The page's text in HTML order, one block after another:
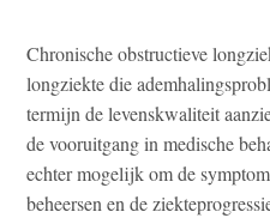
Chronische obstructieve
longziekte die
termijn de levenskwaliteit
de vooruitgang in medische
echter mogelijk om de
beheersen en de